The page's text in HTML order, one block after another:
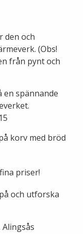
den och
(Obs!
från pynt och
en spännande
korv med bröd
priser!
och utforska